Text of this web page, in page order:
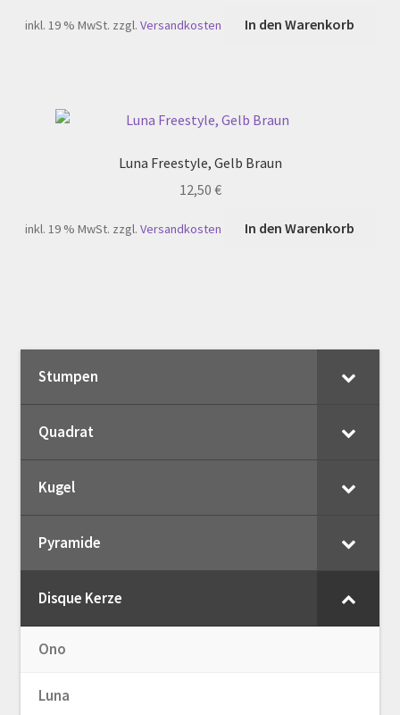
inkl. 19 % MwSt. zzgl.Versandkosten In den Warenkorb
Luna Freestyle, Gelb Braun
12,50 €
inkl. 19 % MwSt. zzgl.Versandkosten In den Warenkorb
Stumpen
Quadrat
Kugel
Pyramide
Disque Kerze
Ono
Luna